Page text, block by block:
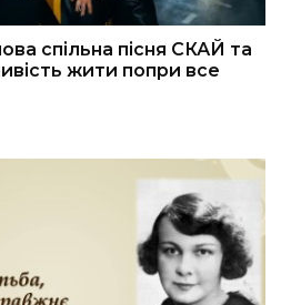
спільна пісня СКАЙ та
жити попри все